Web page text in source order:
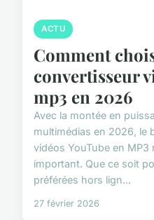
ACTU
Comment
convertisseur
mp3 en 2026
Avec la montée en
multimédias en 2026, le
vidéos YouTube en MP3
important. Que ce soit
préférées hors lign...
27 février 2026